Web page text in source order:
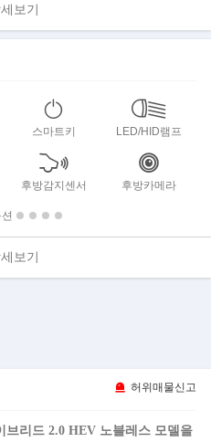
보기
스마트키 LED/HID램프
후방감지센서 후방카메라
보기
허위매물신고
브리드 2.0 HEV 노블레스 모델을